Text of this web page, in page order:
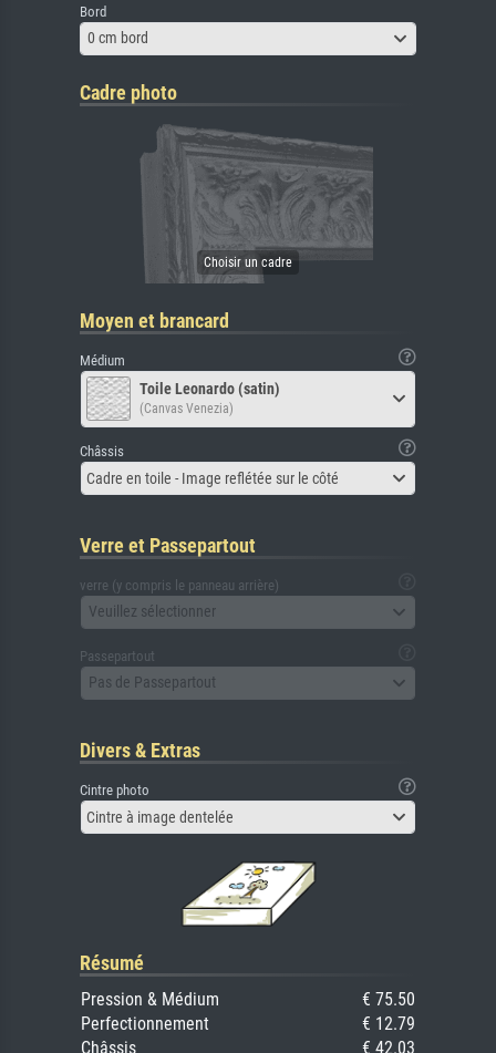
Bord
0 cm bord
Cadre photo
Moyen et brancard
Médium
Toile Leonardo (satin)
(Canvas Venezia)
Châssis
Cadre en toile - Image reflétée sur le côté
Verre et Passepartout
verre (y compris le panneau arrière)
Veuillez sélectionner
Passepartout
Pas de Passepartout
Divers & Extras
Cintre photo
Cintre à image dentelée
Résumé
Pression & Médium
€ 75.50
Perfectionnement
€ 12.79
Châssis
€ 42.03